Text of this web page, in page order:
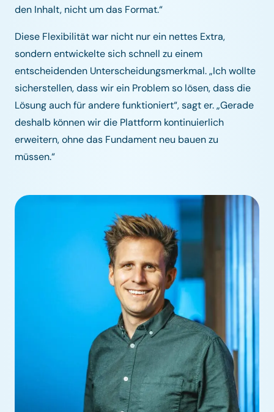
den Inhalt, nicht um das Format.“
Diese Flexibilität war nicht nur ein nettes Extra,
sondern entwickelte sich schnell zu einem
entscheidenden Unterscheidungsmerkmal. „Ich wollte
sicherstellen, dass wir ein Problem so lösen, dass die
Lösung auch für andere funktioniert“, sagt er. „Gerade
deshalb können wir die Plattform kontinuierlich
erweitern, ohne das Fundament neu bauen zu
müssen.“